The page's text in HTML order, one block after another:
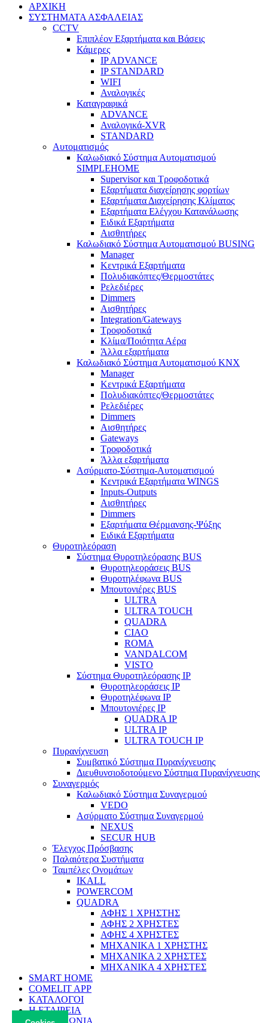
ΑΡΧΙΚΗ
ΣΥΣΤΗΜΑΤΑ ΑΣΦΑΛΕΙΑΣ
CCTV
Επιπλέον Εξαρτήματα και Βάσεις
Κάμερες
IP ADVANCE
IP STANDARD
WIFI
Αναλογικές
Καταγραφικά
ADVANCE
Αναλογικά-XVR
STANDARD
Αυτοματισμός
Καλωδιακό Σύστημα Αυτοματισμού
SIMPLEHOME
Supervisor και Τροφοδοτικά
Εξαρτήματα διαχείρησης φορτίων
Εξαρτήματα Διαχείρησης Κλίματος
Εξαρτήματα Ελέγχου Κατανάλωσης
Ειδικά Εξαρτήματα
Αισθητήρες
Καλωδιακό Σύστημα Αυτοματισμού BUSING
Manager
Κεντρικά Εξαρτήματα
Πολυδιακόπτες/Θερμοστάτες
Ρελεδιέρες
Dimmers
Αισθητήρες
Integration/Gateways
Τροφοδοτικά
Κλίμα/Ποιότητα Αέρα
Άλλα εξαρτήματα
Καλωδιακό Σύστημα Αυτοματισμού KNX
Manager
Κεντρικά Εξαρτήματα
Πολυδιακόπτες/Θερμοστάτες
Ρελεδιέρες
Dimmers
Αισθητήρες
Gateways
Τροφοδοτικά
Άλλα εξαρτήματα
Ασύρματο-Σύστημα-Αυτοματισμού
Κεντρικά Εξαρτήματα WINGS
Inputs-Outputs
Αισθητήρες
Dimmers
Εξαρτήματα Θέρμανσης-Ψύξης
Ειδικά Εξαρτήματα
Θυροτηλεόραση
Σύστημα Θυροτηλεόρασης BUS
Θυροτηλεοράσεις BUS
Θυροτηλέφωνα BUS
Μπουτονιέρες BUS
ULTRA
ULTRA TOUCH
QUADRA
CIAO
ROMA
VANDALCOM
VISTO
Σύστημα Θυροτηλεόρασης IP
Θυροτηλεοράσεις IP
Θυροτηλέφωνα IP
Μπουτονιέρες IP
QUADRA IP
ULTRA IP
ULTRA TOUCH IP
Πυρανίχνευση
Συμβατικό Σύστημα Πυρανίχνευσης
Διευθυνσιοδοτούμενο Σύστημα Πυρανίχνευσης
Συναγερμός
Καλωδιακό Σύστημα Συναγερμού
VEDO
Ασύρματο Σύστημα Συναγερμού
NEXUS
SECUR HUB
Έλεγχος Πρόσβασης
Παλαιότερα Συστήματα
Ταμπέλες Ονομάτων
IKALL
POWERCOM
QUADRA
ΑΦΗΣ 1 ΧΡΗΣΤΗΣ
ΑΦΗΣ 2 ΧΡΗΣΤΕΣ
ΑΦΗΣ 4 ΧΡΗΣΤΕΣ
ΜΗΧΑΝΙΚΑ 1 ΧΡΗΣΤΗΣ
ΜΗΧΑΝΙΚΑ 2 ΧΡΗΣΤΕΣ
ΜΗΧΑΝΙΚΑ 4 ΧΡΗΣΤΕΣ
SMART HOME
COMELIT APP
ΚΑΤΑΛΟΓΟΙ
Η ΕΤΑΙΡΕΙΑ
ΕΠΙΚΟΙΝΩΝΙΑ